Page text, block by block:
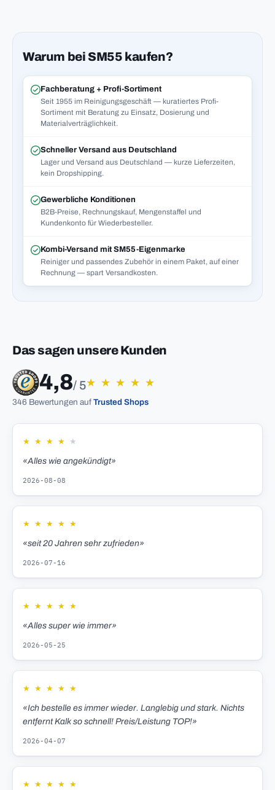
Warum bei SM55 kaufen?
Fachberatung + Profi-Sortiment
Seit 1955 im Reinigungsgeschäft — kuratiertes Profi-
Sortiment mit Beratung zu Einsatz, Dosierung und
Materialverträglichkeit.
Schneller Versand aus Deutschland
Lager und Versand aus Deutschland — kurze Lieferzeiten,
kein Dropshipping.
Gewerbliche Konditionen
B2B-Preise, Rechnungskauf, Mengenstaffel und
Kundenkonto für Wiederbesteller.
Kombi-Versand mit SM55-Eigenmarke
Reiniger und passendes Zubehör in einem Paket, auf einer
Rechnung — spart Versandkosten.
Das sagen unsere Kunden
4,8/ 5★ ★ ★ ★ ★
346 Bewertungen auf Trusted Shops
★ ★ ★ ★ ★
«Alles wie angekündigt»
2026-08-08
★ ★ ★ ★ ★
«seit 20 Jahren sehr zufrieden»
2026-07-16
★ ★ ★ ★ ★
«Alles super wie immer»
2026-05-25
★ ★ ★ ★ ★
«Ich bestelle es immer wieder. Langlebig und stark. Nichts
entfernt Kalk so schnell! Preis/Leistung TOP!»
2026-04-07
★ ★ ★ ★ ★